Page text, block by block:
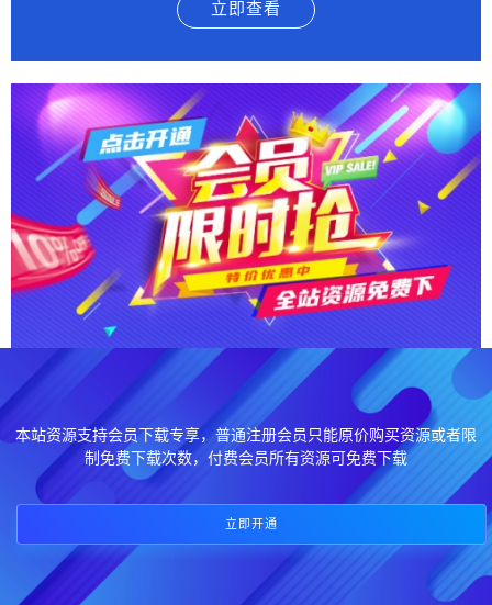
立即查看
本站资源支持会员下载专享，普通注册会员只能原价购买资源或者限
制免费下载次数，付费会员所有资源可免费下载
立即开通